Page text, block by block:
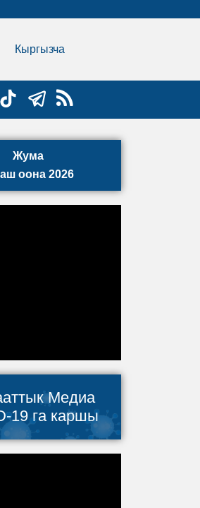
Кыргызча
Жума
оона 2026
Медиа
19 га каршы